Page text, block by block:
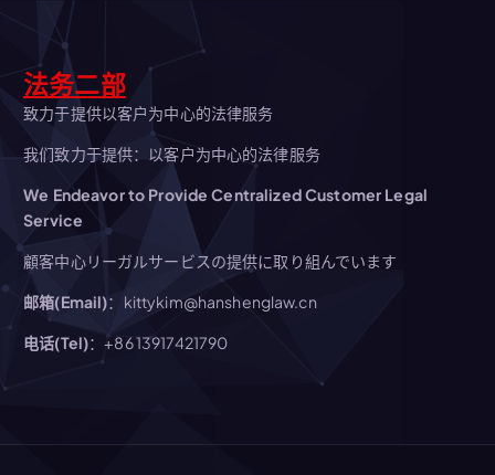
法务二部
致力于提供以客户为中心的法律服务
我们致力于提供：以客户为中心的法律服务
We Endeavor to Provide Centralized Customer Legal
Service
顧客中心リーガルサービスの提供に取り組んでいます
邮箱(Email)：kittykim@hanshenglaw.cn
电话(Tel)：+86 13917421790